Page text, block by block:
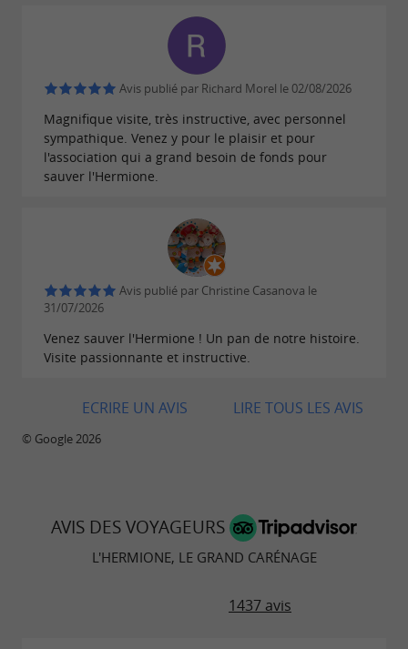
déposés et de la coque de L'Hermione, où
sont effectués les travaux de réparation. Cette
visite est exceptionnelle : depuis que la
frégate navigue, c'est la première fois qu'on
peut approcher la partie habituellement
immergée de sa coque !
* L'exposition est accessible aux personnes à
mobilité réduite, en revanche l'accès au navire
nécessite une très bonne mobilité (passerelle puis à
** Avant ou après la visite guidée, vous pourrez
Avis publié par Richard Morel le 02/08/2026
Magnifique visite, très instructive, avec personnel
sympathique. Venez y pour le plaisir et pour
l'association qui a grand besoin de fonds pour
sauver l'Hermione.
Avis publié par Christine Casanova le
31/07/2026
Venez sauver l'Hermione ! Un pan de notre histoire.
Visite passionnante et instructive.
LIRE TOUS LES AVIS
ECRIRE UN AVIS
© Google 2026
AVIS DES VOYAGEURS
L'HERMIONE, LE GRAND CARÉNAGE
1437 avis